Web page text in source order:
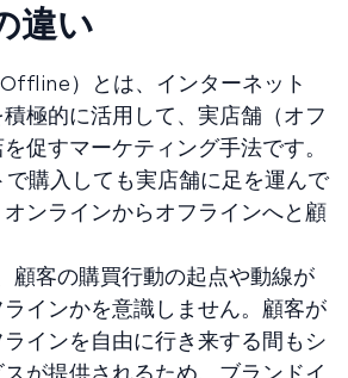
違い
）とは、インターネット
積極的に活用して、実店舗（オフ
促すマーケティング手法です。
購入しても実店舗に足を運んで
ンラインからオフラインへと顧
顧客の購買行動の起点や動線が
インかを意識しません。顧客が
インを自由に行き来する間もシ